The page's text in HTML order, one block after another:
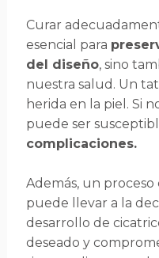
Curar
esencial para
del diseño, sino
nuestra salud. Un
herida en la piel. Si
puede ser
complicaciones.
Además, un
puede llevar a la
desarrollo de
deseado y